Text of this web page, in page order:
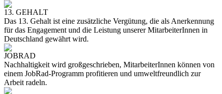
13. GEHALT
Das 13. Gehalt ist eine zusätzliche Vergütung, die als Anerkennung
für das Engagement und die Leistung unserer MitarbeiterInnen in
Deutschland gewährt wird.
JOBRAD
Nachhaltigkeit wird großgeschrieben, MitarbeiterInnen können von
einem JobRad-Programm profitieren und umweltfreundlich zur
Arbeit radeln.